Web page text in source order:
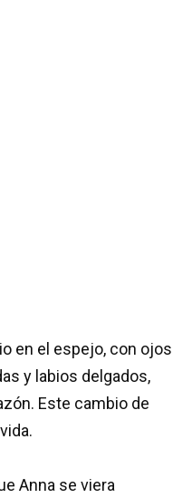
en el espejo, con ojos
y labios delgados,
Este cambio de
Anna se viera